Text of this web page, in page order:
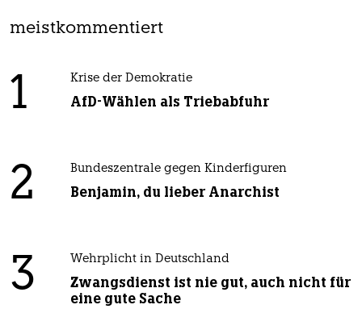
meistkommentiert
1 Krise der Demokratie
AfD-Wählen als Triebabfuhr
2 Bundeszentrale gegen Kinderfiguren
Benjamin, du lieber Anarchist
3 Wehrplicht in Deutschland
Zwangsdienst ist nie gut, auch nicht für
eine gute Sache